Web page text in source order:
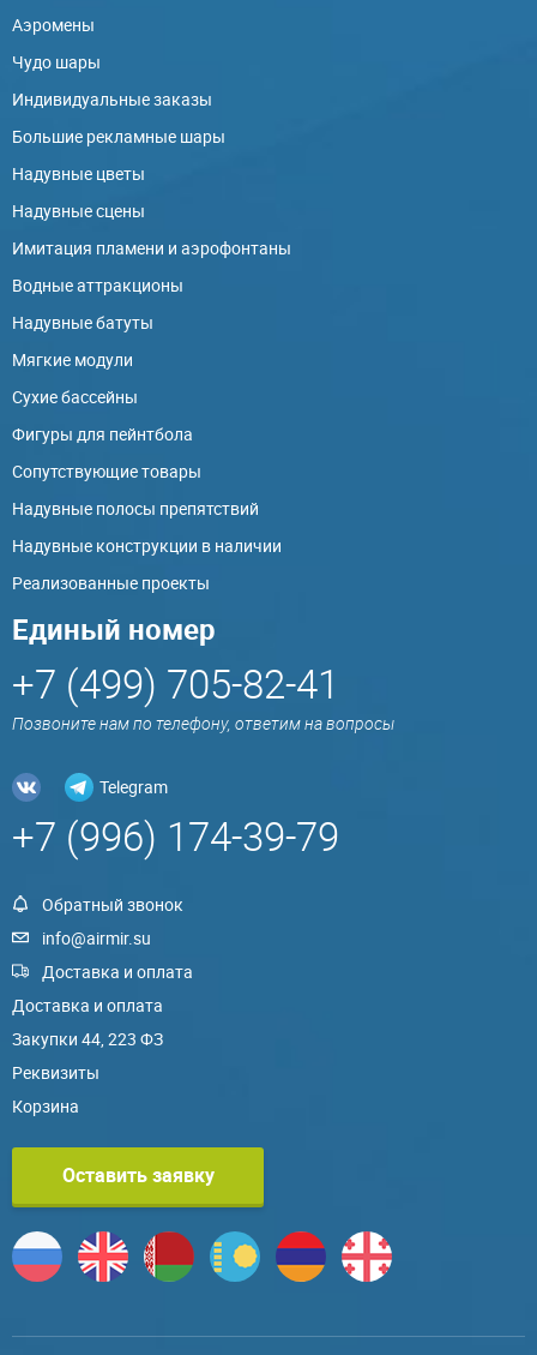
Аэромены
Чудо шары
Индивидуальные заказы
Большие рекламные шары
Надувные цветы
Надувные сцены
Имитация пламени и аэрофонтаны
Водные аттракционы
Надувные батуты
Мягкие модули
Сухие бассейны
Фигуры для пейнтбола
Сопутствующие товары
Надувные полосы препятствий
Надувные конструкции в наличии
Реализованные проекты
Единый номер
+7 (499) 705-82-41
Позвоните нам по телефону, ответим на вопросы
Telegram
+7 (996) 174-39-79
Обратный звонок
info@airmir.su
Доставка и оплата
Доставка и оплата
Закупки 44, 223 ФЗ
Реквизиты
Корзина
Оставить заявку